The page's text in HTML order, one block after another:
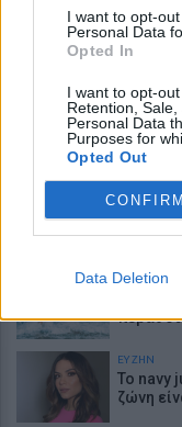
I want to opt-
Personal Data
Opted In
I want to opt-
Retention,
Personal Data
Purposes for
Opted Out
CONFIRM
Data Deletion
ΕΙΔΗΣΕΙΣ
χρόνια
μπάλα
Μέσα σε
Ζώδια
ΕΥ ΖΗΝ
Το navy
ζώνη